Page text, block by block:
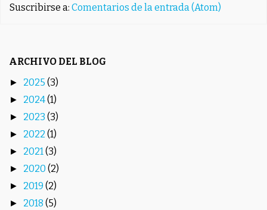
Suscribirse a: Comentarios de la entrada (Atom)
ARCHIVO DEL BLOG
► 2025 (3)
► 2024(1)
► 2023 (3)
► 2022 (1)
► 2021(3)
► 2020 (2)
► 2019 (2)
► 2018 (5)